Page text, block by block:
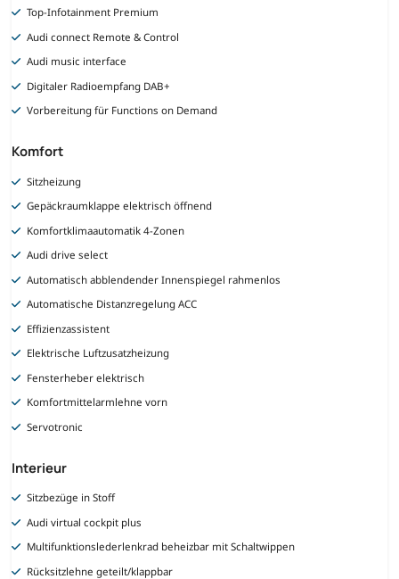
Top-Infotainment Premium
Audi connect Remote & Control
Audi music interface
Digitaler Radioempfang DAB+
Vorbereitung für Functions on Demand
Komfort
Sitzheizung
Gepäckraumklappe elektrisch öffnend
Komfortklimaautomatik 4-Zonen
Audi drive select
Automatisch abblendender Innenspiegel rahmenlos
Automatische Distanzregelung ACC
Effizienzassistent
Elektrische Luftzusatzheizung
Fensterheber elektrisch
Komfortmittelarmlehne vorn
Servotronic
Interieur
Sitzbezüge in Stoff
Audi virtual cockpit plus
Multifunktionslederlenkrad beheizbar mit Schaltwippen
Rücksitzlehne geteilt/klappbar